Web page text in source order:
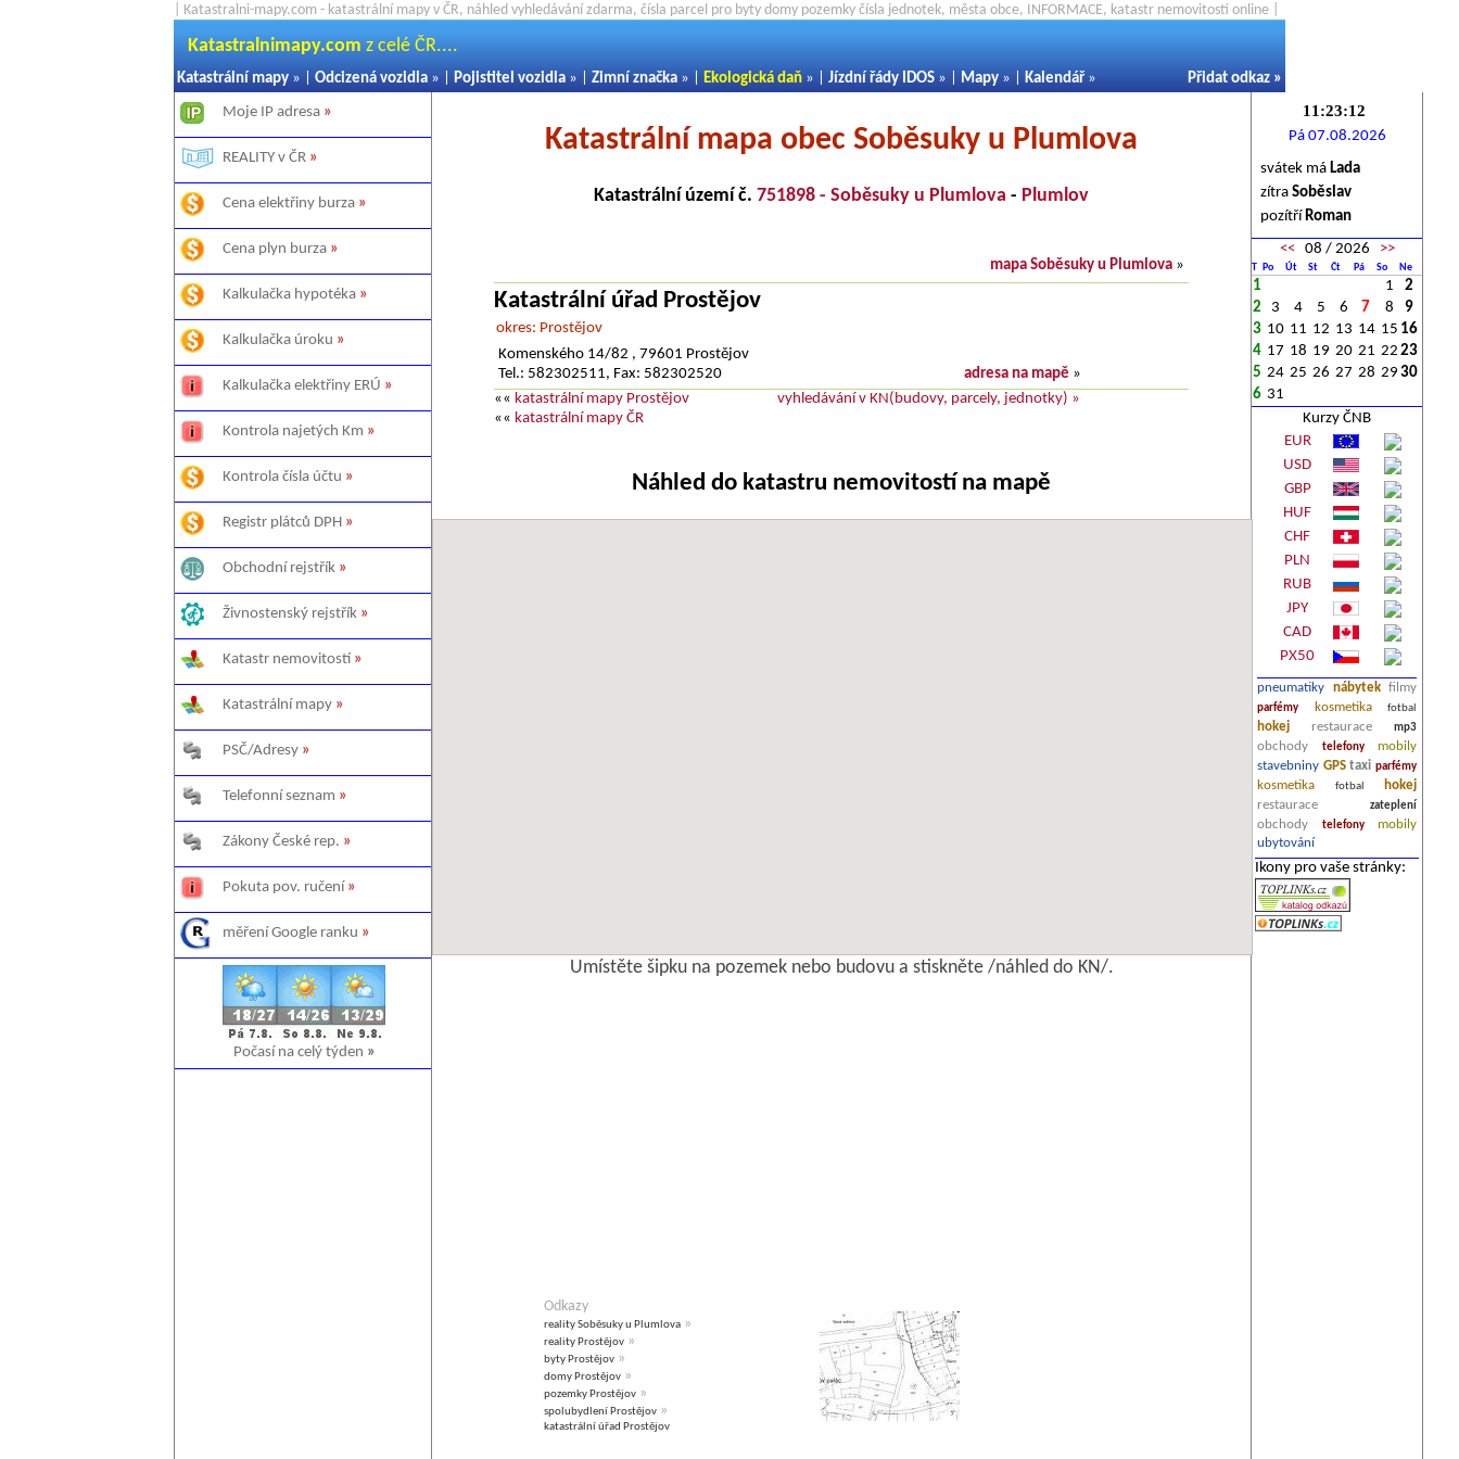
| Katastralni-mapy.com - katastrální mapy v ČR, náhled vyhledávání zdarma, čísla parcel pro byty domy pozemky čísla jednotek, města obce, INFORMACE, katastr nemovitostí online |
Katastralnimapy.com z celé ČR....
Katastrální mapy » | Odcizená vozidla » | Pojistitel vozidla » | Zimní značka » | Ekologická daň » | Jízdní řády IDOS » | Mapy » | Kalendář » Přidat odkaz »
Moje IP adresa »
REALITY v ČR »
Cena elektřiny burza »
Cena plyn burza »
Kalkulačka hypotéka »
Kalkulačka úroku »
Kalkulačka elektřiny ERÚ »
Kontrola najetých Km »
Kontrola čísla účtu »
Registr plátců DPH »
Obchodní rejstřík »
Živnostenský rejstřík »
Katastr nemovitostí »
Katastrální mapy »
PSČ/Adresy »
Telefonní seznam »
Zákony České rep. »
Pokuta pov. ručení »
měření Google ranku »
Počasí na celý týden »
Katastrální mapa obec Soběsuky u Plumlova
Katastrální území č. 751898 - Soběsuky u Plumlova - Plumlov
mapa Soběsuky u Plumlova »
Katastrální úřad Prostějov
okres: Prostějov
Komenského 14/82 , 79601 Prostějov
Tel.: 582302511, Fax: 582302520
adresa na mapě »
«« katastrální mapy Prostějov
«« katastrální mapy ČR
vyhledávání v KN(budovy, parcely, jednotky) »
Náhled do katastru nemovitostí na mapě
Umístěte šipku na pozemek nebo budovu a stiskněte /náhled do KN/.
Odkazy
reality Soběsuky u Plumlova »
reality Prostějov »
byty Prostějov »
domy Prostějov »
pozemky Prostějov »
spolubydlení Prostějov »
katastrální úřad Prostějov
Pá 07.08.2026
svátek má Lada
zítra Soběslav
pozítří Roman
<<08 / 2026 >>
T Po Út St Čt Pá So Ne
1 1
2
2
3 4 5 6 7 8
9
3 10 11 12 13 14 15 16
4 17 18 19 20 21 22 23
5 24 25 26 27 28 29 30
6 31
Kurzy ČNB
EUR
USD
GBP
HUF
CHF
PLN
RUB
JPY
CAD
PX50
pneumatiky nábytek filmy
parfémy kosmetika fotbal
hokej restaurace mp3
obchody telefony
mobily
stavebniny GPS taxi parfémy
kosmetika fotbal
hokej
restaurace
zateplení
obchody telefony
mobily
ubytování
Ikony pro vaše stránky: